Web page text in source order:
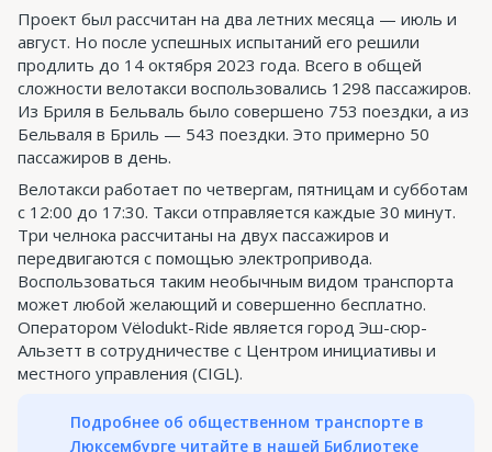
Проект был рассчитан на два летних месяца — июль и
август. Но после успешных испытаний его решили
продлить до 14 октября 2023 года. Всего в общей
сложности велотакси воспользовались 1298 пассажиров.
Из Бриля в Бельваль было совершено 753 поездки, а из
Бельваля в Бриль — 543 поездки. Это примерно 50
пассажиров в день.
Велотакси работает по четвергам, пятницам и субботам
с 12:00 до 17:30. Такси отправляется каждые 30 минут.
Три челнока рассчитаны на двух пассажиров и
передвигаются с помощью электропривода.
Воспользоваться таким необычным видом транспорта
может любой желающий и совершенно бесплатно.
Оператором Vëlodukt-Ride является город Эш-сюр-
Альзетт в сотрудничестве с Центром инициативы и
местного управления (CIGL).
Подробнее об общественном транспорте в
Люксембурге читайте в нашей Библиотеке